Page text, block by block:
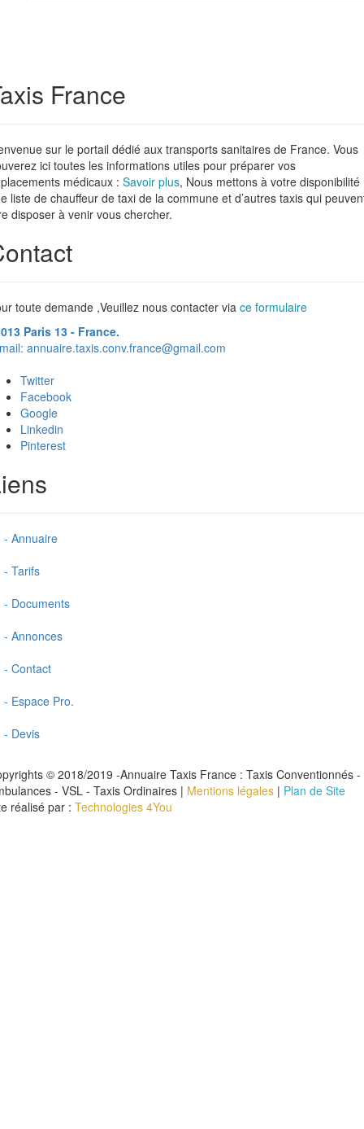
France
sur le portail dédié aux transports sanitaires de France. Vous
ici toutes les informations utiles pour préparer vos
médicaux : Savoir plus, Nous mettons à votre disponibilité
liste de chauffeur de taxi de la commune et d’autres taxis qui
disposer à venir vous chercher.
toute demande ,Veuillez nous contacter via ce formulaire
Paris 13 - France.
annuaire.taxis.conv.france@gmail.com
Twitter
Facebook
Google
Linkedin
Pinterest
- Annuaire
- Tarifs
- Documents
- Annonces
- Contact
- Espace Pro.
- Devis
© 2018/2019 -Annuaire Taxis France : Taxis Conventionnés -
- VSL - Taxis Ordinaires | Mentions légales | Plan de Site
réalisé par : Technologies 4You